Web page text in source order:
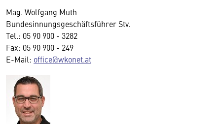
Mag. Wolfgang Muth
Bundesinnungsgeschäftsführer Stv.
Tel.: 05 90 900 - 3282
Fax: 05 90 900 - 249
E-Mail: office@wkonet.at